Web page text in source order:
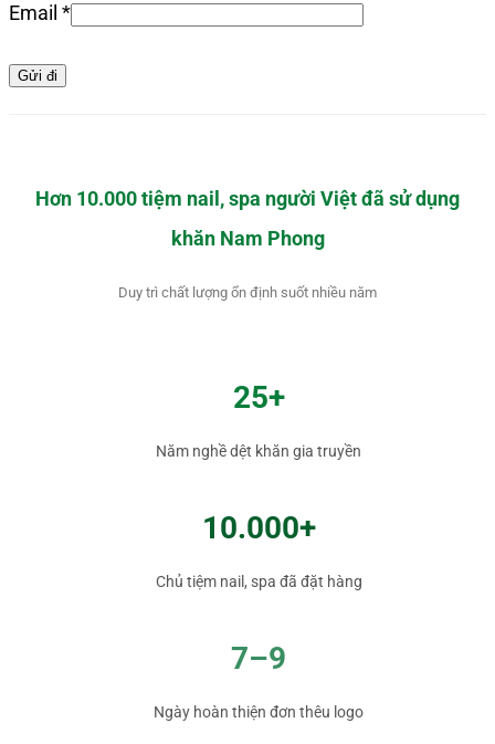
Email *
Hơn 10.000 tiệm nail, spa người Việt đã sử dụng
khăn Nam Phong
Duy trì chất lượng ổn định suốt nhiều năm
25+
Năm nghề dệt khăn gia truyền
10.000+
Chủ tiệm nail, spa đã đặt hàng
7–9
Ngày hoàn thiện đơn thêu logo